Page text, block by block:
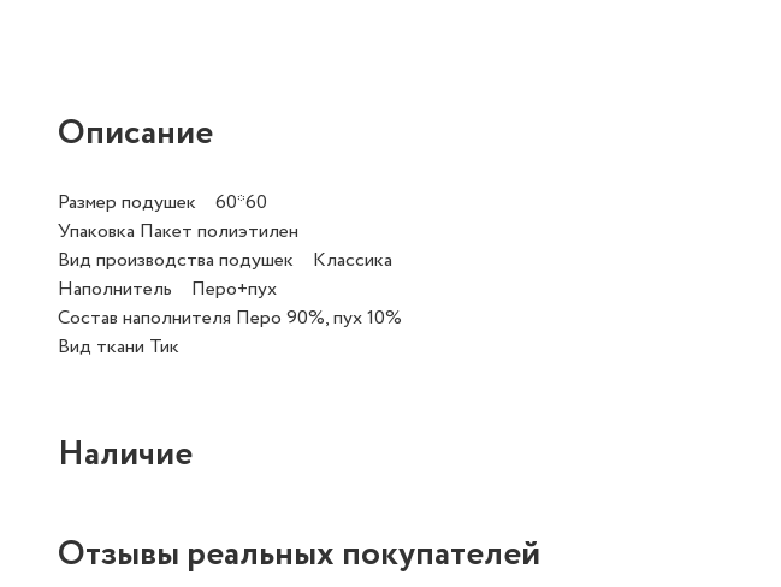
Описание
Размер подушек 60*60
Упаковка Пакет полиэтилен
Вид производства подушек Классика
Наполнитель Перо+пух
Состав наполнителя Перо 90%, пух 10%
Вид ткани Тик
Наличие
Отзывы реальных покупателей